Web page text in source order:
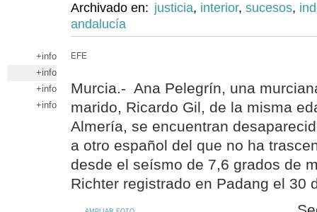
Archivado en: justicia, interior, sucesos,
andalucía
+info
+info
+info
+info
EFE
Murcia.- Ana Pelegrín, una
marido, Ricardo Gil, de la misma
Almería, se encuentran
a otro español del que no ha
desde el seísmo de 7,6 grados de
Richter registrado en Padang el 30